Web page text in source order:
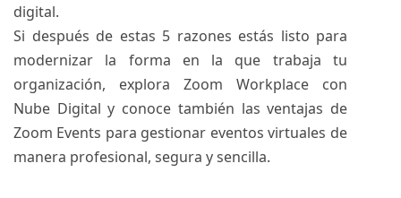
digital.
Si después de estas 5 razones estás listo para
modernizar la forma en la que trabaja tu
organización, explora Zoom Workplace con
Nube Digital y conoce también las ventajas de
Zoom Events para gestionar eventos virtuales de
manera profesional, segura y sencilla.